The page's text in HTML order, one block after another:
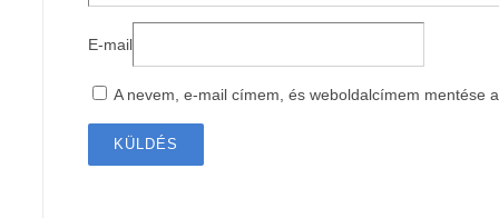
E-mail
A nevem, e-mail címem, és weboldalcímem mentése